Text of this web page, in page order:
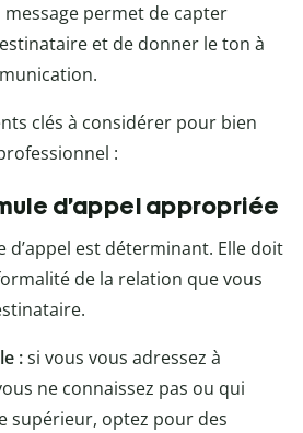
permet de capter
et de donner le ton à
clés à considérer pour bien
:
d’appel appropriée
d’appel est déterminant. Elle doit
de la relation que vous
:si vous vous adressez à
ne connaissez pas ou qui
supérieur, optez pour des